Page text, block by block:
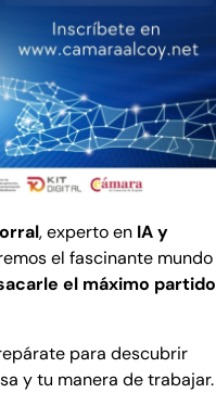
, experto en IA y
el fascinante mundo
el máximo partido
para descubrir
y tu manera de trabajar.